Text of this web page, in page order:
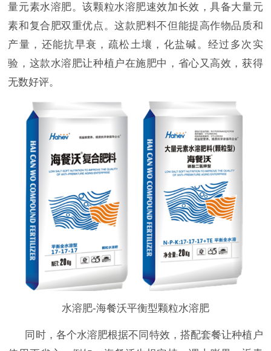
量元素水溶肥。该颗粒水溶肥速效加长效，具备大量元
素和复合肥双重优点。这款肥料不但能提高作物品质和
产量，还能抗早衰，疏松土壤，化盐碱。经过多次实
验，这款水溶肥让种植户在施肥中 ， 省心又高效，获得
无数好评。
水溶肥-海餐沃平衡型颗粒水溶肥
同时，各个水溶肥根据不同特效，搭配套餐让种植户